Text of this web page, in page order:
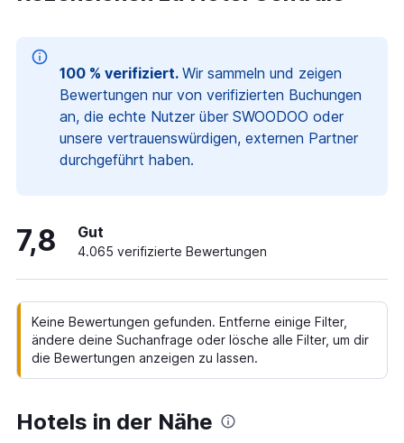
100 % verifiziert. Wir sammeln und zeigen
Bewertungen nur von verifizierten Buchungen
an, die echte Nutzer über SWOODOO oder
unsere vertrauenswürdigen, externen Partner
durchgeführt haben.
7,8 Gut
4.065 verifizierte Bewertungen
Keine Bewertungen gefunden. Entferne einige Filter,
ändere deine Suchanfrage oder lösche alle Filter, um dir
die Bewertungen anzeigen zu lassen.
Hotels in der Nähe